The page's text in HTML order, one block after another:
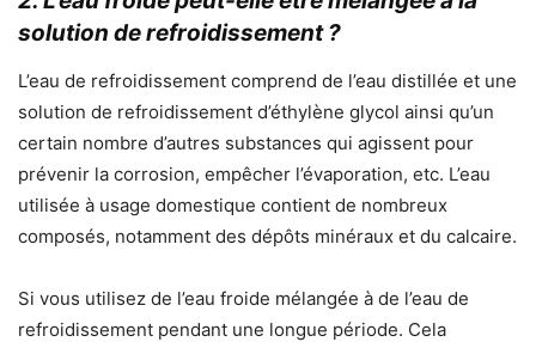
solution de refroidissement ?
L’eau de refroidissement comprend de l’eau distillée et une
solution de refroidissement d’éthylène glycol ainsi qu’un
certain nombre d’autres substances qui agissent pour
prévenir la corrosion, empêcher l’évaporation, etc. L’eau
utilisée à usage domestique contient de nombreux
composés, notamment des dépôts minéraux et du calcaire.
Si vous utilisez de l’eau froide mélangée à de l’eau de
refroidissement pendant une longue période. Cela